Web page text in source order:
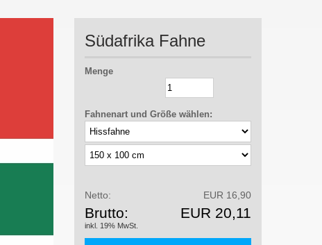
Südafrika Fahne
Menge
Fahnenart und Größe wählen:
Netto: EUR 16,90
Brutto:
inkl. 19% MwSt.
EUR 20,11